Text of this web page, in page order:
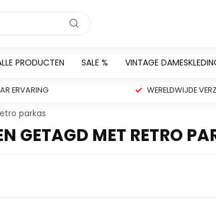
PRODUCTEN SALE % VINTAGE
ERVARING WERELDWIJDE
parkas
GETAGD MET RETRO